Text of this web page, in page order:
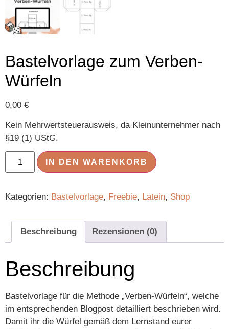
Bastelvorlage zum Verben-
Würfeln
0,00 €
Kein Mehrwertsteuerausweis, da Kleinunternehmer nach
§19 (1) UStG.
IN DEN WARENKORB
Kategorien: Bastelvorlage, Freebie, Latein, Shop
Beschreibung Rezensionen (0)
Beschreibung
Bastelvorlage für die Methode „Verben-Würfeln“, welche
im entsprechenden Blogpost detailliert beschrieben wird.
Damit ihr die Würfel gemäß dem Lernstand eurer